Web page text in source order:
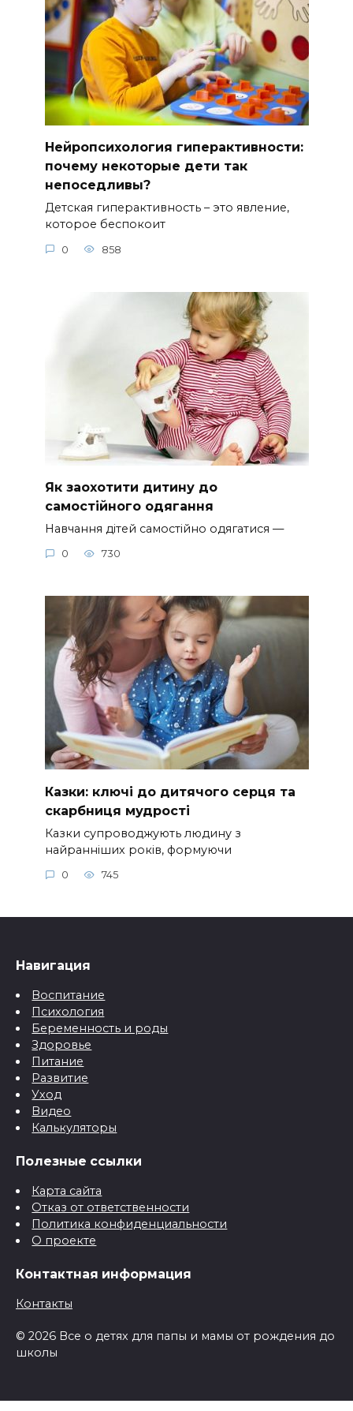
Нейропсихология гиперактивности:
почему некоторые дети так
непоседливы?
Детская гиперактивность – это явление,
которое беспокоит
0 858
Як заохотити дитину до
самостійного одягання
Навчання дітей самостійно одягатися —
0 730
Казки: ключі до дитячого серця та
скарбниця мудрості
Казки супроводжують людину з
найранніших років, формуючи
0 745
Навигация
Воспитание
Психология
Беременность и роды
Здоровье
Питание
Развитие
Уход
Видео
Калькуляторы
Полезные ссылки
Карта сайта
Отказ от ответственности
Политика конфиденциальности
О проекте
Контактная информация
Контакты
© 2026 Все о детях для папы и мамы от рождения до
школы